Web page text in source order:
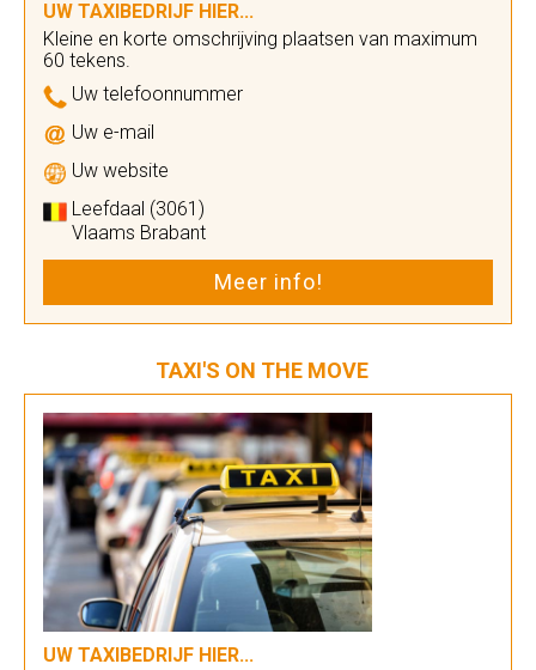
UW TAXIBEDRIJF HIER...
Kleine en korte omschrijving plaatsen van maximum
60 tekens.
Uw telefoonnummer
Uw e-mail
Uw website
Leefdaal (3061)
Vlaams Brabant
Meer info!
TAXI'S ON THE MOVE
UW TAXIBEDRIJF HIER...